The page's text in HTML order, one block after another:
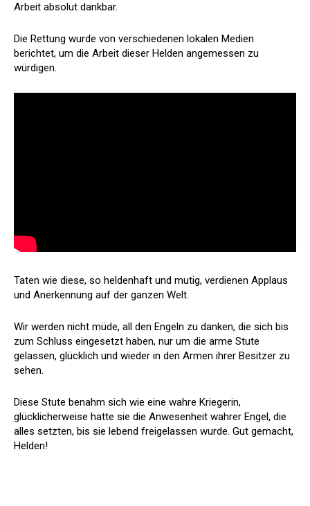
Arbeit absolut dankbar.
Die Rettung wurde von verschiedenen lokalen Medien
berichtet, um die Arbeit dieser Helden angemessen zu
würdigen.
Taten wie diese, so heldenhaft und mutig, verdienen Applaus
und Anerkennung auf der ganzen Welt.
Wir werden nicht müde, all den Engeln zu danken, die sich bis
zum Schluss eingesetzt haben, nur um die arme Stute
gelassen, glücklich und wieder in den Armen ihrer Besitzer zu
sehen.
Diese Stute benahm sich wie eine wahre Kriegerin,
glücklicherweise hatte sie die Anwesenheit wahrer Engel, die
alles setzten, bis sie lebend freigelassen wurde. Gut gemacht,
Helden!